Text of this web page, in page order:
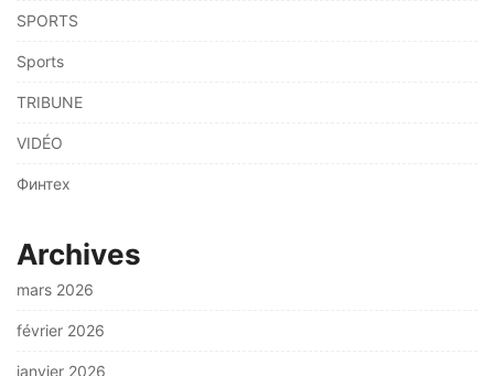
SPORTS
Sports
TRIBUNE
VIDÉO
Финтех
Archives
mars 2026
février 2026
janvier 2026